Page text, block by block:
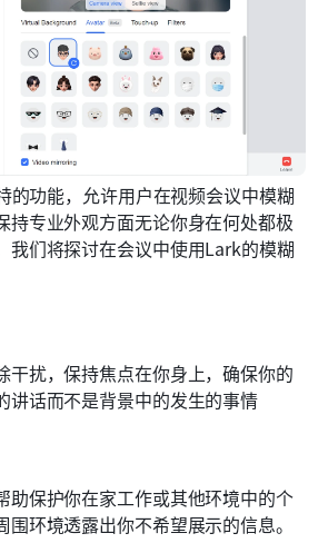
的功能，允许用户在视频会议中模糊
持专业外观方面无论你身在何处都极
我们将探讨在会议中使用Lark的模糊
干扰，保持焦点在你身上，确保你的
讲话而不是背景中的发生的事情
助保护你在家工作或其他环境中的个
围环境透露出你不希望展示的信息。